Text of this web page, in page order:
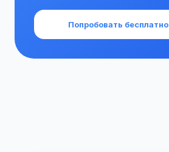
Попробовать бесплатно